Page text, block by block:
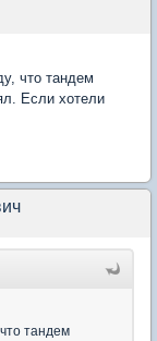
что тандем
Если хотели
тандем